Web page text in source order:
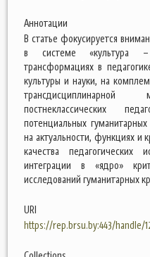
Аннотации
В статье фокусируется
в системе «культура
трансформациях в
культуры и науки, на
трансдисциплинарной
постнеклассических
потенциальных
на актуальности, функциях и
качества педагогических
интеграции в «ядро»
исследований гуманитарных
URI
https://rep.brsu.by:443/handle/